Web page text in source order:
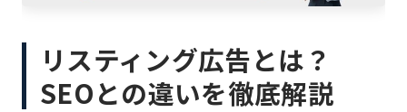
リスティング広告とは？
SEOとの違いを徹底解説